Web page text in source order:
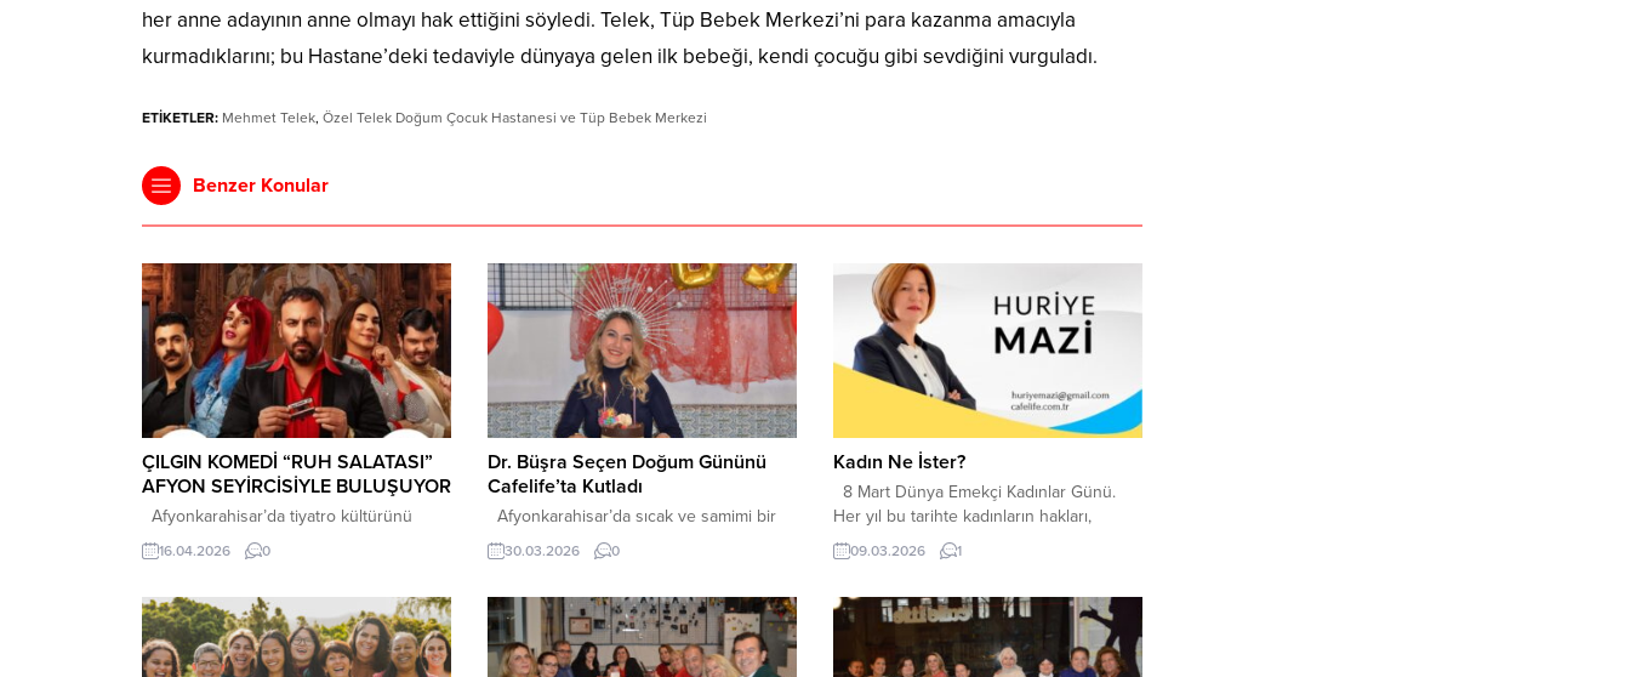
her anne adayının anne olmayı hak ettiğini söyledi. Telek, Tüp Bebek Merkezi’ni para kazanma amacıyla
kurmadıklarını; bu Hastane’deki tedaviyle dünyaya gelen ilk bebeği, kendi çocuğu gibi sevdiğini vurguladı.
ETİKETLER: Mehmet Telek, Özel Telek Doğum Çocuk Hastanesi ve Tüp Bebek Merkezi
Benzer Konular
ÇILGIN KOMEDİ “RUH SALATASI”
AFYON SEYİRCİSİYLE BULUŞUYOR
Afyonkarahisar’da tiyatro kültürünü
büyütmek adına önemli organizasyonlara
imza atan Ömer Mazi, 8 sezonda 90
şehri sanatla buluşturmaya devam ediyor.
Bu kapsamda yılın en iddialı komedi
oyunlarından biri olan Ruh Salatası, 16
16.04.2026 0
Dr. Büşra Seçen Doğum Gününü
Cafelife’ta Kutladı
Afyonkarahisar’da sıcak ve samimi bir
doğum günü kutlaması ,şehrin sevilen
mekânlarından Cafelife’ta yapıldı.
keyifli anlar yaşattı. Silifke Devlet
Hastanesi’nde dahiliye uzmanı olarak
görev yapan Dr. Büşra Seçen, ailesini
30.03.2026 0
Kadın Ne İster?
8 Mart Dünya Emekçi Kadınlar Günü.
Her yıl bu tarihte kadınların hakları,
emekleri ve yaşam mücadelesi
konuşuluyor. Peki gerçekten soralım:
büyük, ulaşılmaz şeyler istemiyor. Her
şeyden önce saygı istiyor. Eşinden,
ailesinden, iş yerinden ve içinde yaşadığı
09.03.2026 1